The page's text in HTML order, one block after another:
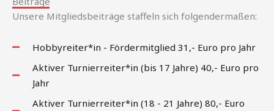
Unsere Mitgliedsbeiträge staffeln sich folgendermaßen:
Hobbyreiter*in - Fördermitglied 31,- Euro pro Jahr
Aktiver Turnierreiter*in (bis 17 Jahre) 40,- Euro pro
Jahr
Aktiver Turnierreiter*in (18 - 21 Jahre) 80,- Euro